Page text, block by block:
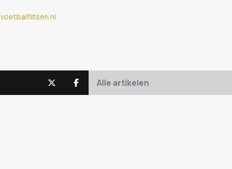
voetbalflitsen.nl
Alle artikelen